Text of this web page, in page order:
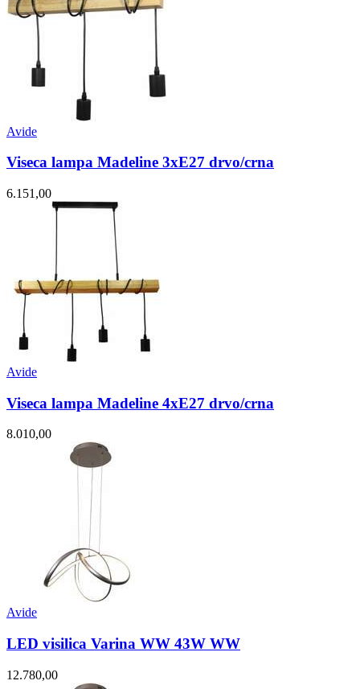
Avide
Viseca lampa Madeline 3xE27 drvo/crna
6.151,00
Avide
Viseca lampa Madeline 4xE27 drvo/crna
8.010,00
Avide
LED visilica Varina WW 43W WW
12.780,00